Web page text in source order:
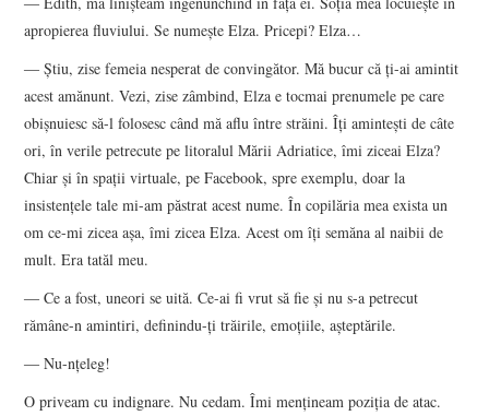
apropierea fluviului. Se numeşte Elza. Pricepi? Elza…
― Ştiu, zise femeia nesperat de convingător. Mă bucur că ţi-ai amintit
acest amănunt. Vezi, zise zâmbind, Elza e tocmai prenumele pe care
obişnuiesc să-l folosesc când mă aflu între străini. Îţi aminteşti de câte
ori, în verile petrecute pe litoralul Mării Adriatice, îmi ziceai Elza?
Chiar şi în spaţii virtuale, pe Facebook, spre exemplu, doar la
insistenţele tale mi-am păstrat acest nume. În copilăria mea exista un
om ce-mi zicea aşa, îmi zicea Elza. Acest om îţi semăna al naibii de
mult. Era tatăl meu.
― Ce a fost, uneori se uită. Ce-ai fi vrut să fie şi nu s-a petrecut
rămâne-n amintiri, definindu-ţi trăirile, emoţiile, aşteptările.
― Nu-nţeleg!
O priveam cu indignare. Nu cedam. Îmi menţineam poziţia de atac.